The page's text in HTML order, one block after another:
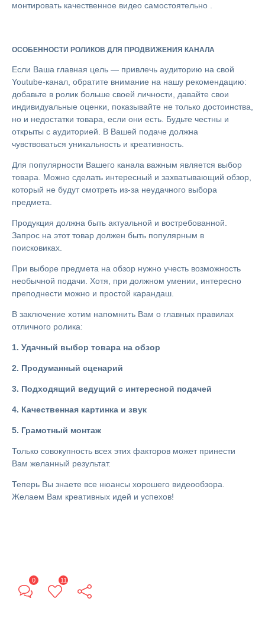
монтировать качественное видео самостоятельно .
ОСОБЕННОСТИ РОЛИКОВ ДЛЯ ПРОДВИЖЕНИЯ КАНАЛА
Если Ваша главная цель — привлечь аудиторию на свой
Youtube-канал, обратите внимание на нашу рекомендацию:
добавьте в ролик больше своей личности, давайте свои
индивидуальные оценки, показывайте не только достоинства,
но и недостатки товара, если они есть. Будьте честны и
открыты с аудиторией. В Вашей подаче должна
чувствоваться уникальность и креативность.
Для популярности Вашего канала важным является выбор
товара. Можно сделать интересный и захватывающий обзор,
который не будут смотреть из-за неудачного выбора
предмета.
Продукция должна быть актуальной и востребованной.
Запрос на этот товар должен быть популярным в
поисковиках.
При выборе предмета на обзор нужно учесть возможность
необычной подачи. Хотя, при должном умении, интересно
преподнести можно и простой карандаш.
В заключение хотим напомнить Вам о главных правилах
отличного ролика:
1. Удачный выбор товара на обзор
2. Продуманный сценарий
3. Подходящий ведущий с интересной подачей
4. Качественная картинка и звук
5. Грамотный монтаж
Только совокупность всех этих факторов может принести
Вам желанный результат.
Теперь Вы знаете все нюансы хорошего видеообзора.
Желаем Вам креативных идей и успехов!
0 11